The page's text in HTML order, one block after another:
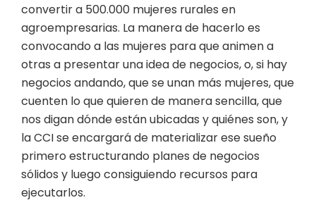
convertir a 500.000 mujeres rurales en
agroempresarias. La manera de hacerlo es
convocando a las mujeres para que animen a
otras a presentar una idea de negocios, o, si hay
negocios andando, que se unan más mujeres, que
cuenten lo que quieren de manera sencilla, que
nos digan dónde están ubicadas y quiénes son, y
la CCI se encargará de materializar ese sueño
primero estructurando planes de negocios
sólidos y luego consiguiendo recursos para
ejecutarlos.